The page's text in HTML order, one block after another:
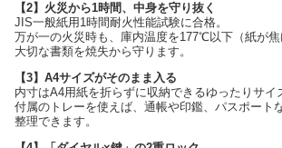
【2】火災から1時間、中身を守り抜く
JIS一般紙用1時間耐火性能試験に合格。
万が一の火災時も、庫内温度を177℃以下（紙が焦
大切な書類を焼失から守ります。
【3】A4サイズがそのまま入る
内寸はA4用紙を折らずに収納できるゆったりサイ
付属のトレーを使えば、通帳や印鑑、パスポート
整理できます。